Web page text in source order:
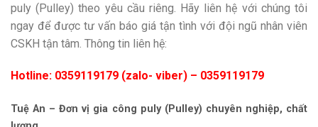
puly (Pulley) theo yêu cầu riêng. Hãy liên hệ với chúng tôi
ngay để được tư vấn báo giá tận tình với đội ngũ nhân viên
CSKH tận tâm. Thông tin liên hệ:
Hotline: 0359119179 (zalo- viber) – 0359119179
Tuệ An – Đơn vị gia công puly (Pulley) chuyên nghiệp, chất